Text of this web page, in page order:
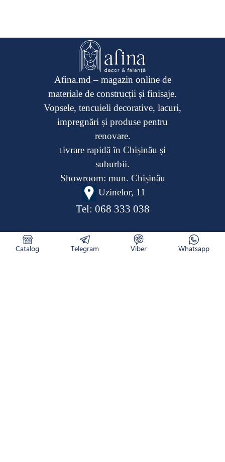
Afina.md – magazin online de
materiale de construcții și finisaje.
Vopsele, tencuieli decorative, lacuri,
impregnări și produse pentru
renovare.
Livrare rapidă în Chișinău și
suburbii.
Showroom: mun. Chișinău
Uzinelor, 11
Tel: 068 333 038
Catalog Telegram Viber Whatsapp